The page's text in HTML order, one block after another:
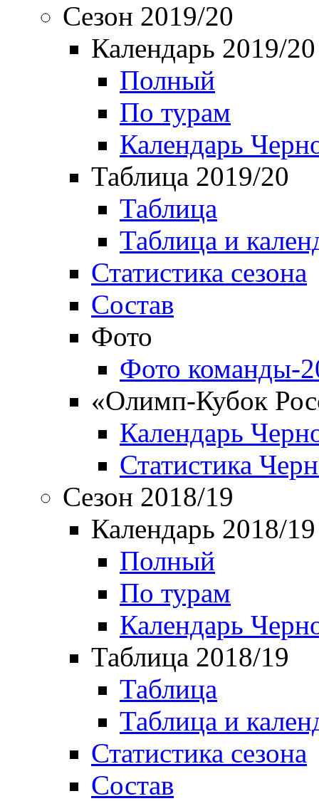
Сезон 2019/20
Календарь 2019/20
Полный
По турам
Календарь
Таблица 2019/20
Таблица
Таблица и
Статистика сезона
Состав
Фото
Фото команды-
«Олимп-Кубок
Календарь
Статистика
Сезон 2018/19
Календарь 2018/19
Полный
По турам
Календарь
Таблица 2018/19
Таблица
Таблица и
Статистика сезона
Состав